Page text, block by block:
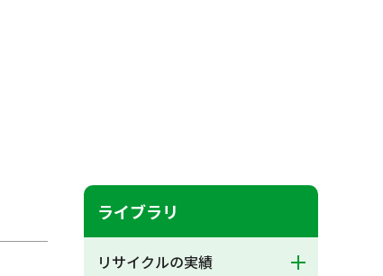
ライブラリ
リサイクルの実績